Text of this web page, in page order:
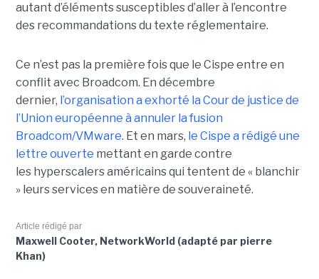
autant d’éléments susceptibles d’aller à l’encontre
des recommandations du texte réglementaire.
Ce n’est pas la première fois que le Cispe entre en
conflit avec Broadcom. En décembre
dernier, l’organisation a exhorté la Cour de justice de
l’Union européenne à annuler la fusion
Broadcom/VMware. Et en mars, le Cispe a rédigé une
lettre ouverte mettant en garde contre
les hyperscalers américains qui tentent de « blanchir
» leurs services en matière de souveraineté.
Article rédigé par
Maxwell Cooter, NetworkWorld (adapté par pierre
Khan)